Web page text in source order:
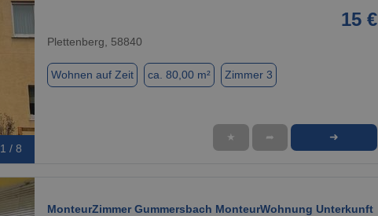
1 / 8
15 €
Plettenberg, 58840
Wohnen auf Zeit ca. 80,00 m² Zimmer 3
★ ➦ ➜
MonteurZimmer Gummersbach MonteurWohnung Unterkunft